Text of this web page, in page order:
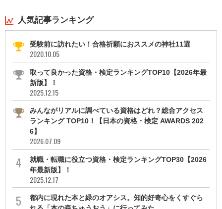
人気記事ランキング
受験前に訪れたい！合格祈願におススメの神社11選
2020.10.05
取って良かった資格・検定ランキングTOP10【2026年最
新版】！
2025.12.15
みんながリアルに調べている資格はどれ？総合アクセス
ランキング TOP10！【日本の資格・検定 AWARDS 202
6】
2026.07.09
就職・転職に役立つ資格・検定ランキングTOP30【2026
年最新版】！
2025.12.17
都内に現れた本と緑のオアシス。知的好奇心をくすぐら